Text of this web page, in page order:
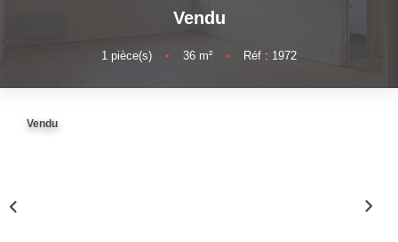
NOTRE AGENCE
Vendu
1 pièce(s) • 36 m² • Réf : 1972
Vendu